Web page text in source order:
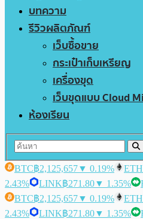
บทความ
รีวิวผลิตภัณฑ์
เว็บซื้อขาย
กระเป๋าเก็บเหรียญ
เครื่องขุด
เว็บขุดแบบ Cloud
ห้องเรียน
BTC฿2,125,657▼ 0.19% ETH
2.43%
LINK฿271.80▼ 1.35%
BTC฿2,125,657▼ 0.19% ETH
2.43%
LINK฿271.80▼ 1.35%